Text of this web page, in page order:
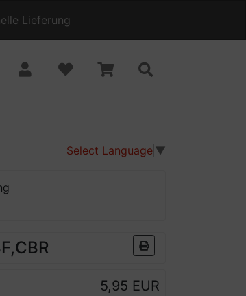
Lieferung
Select Language ▼
5,95 EUR